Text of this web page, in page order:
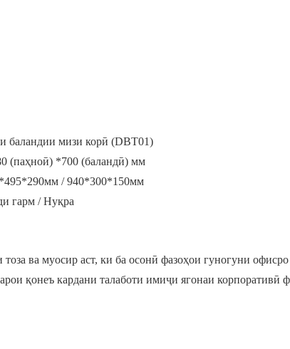
баландии мизи корӣ (DBT01)
(паҳноӣ) *700 (баландӣ) мм
/ 940*300*150мм
гарм / Нуқра
ва муосир аст, ки ба осонӣ фазоҳои гуногуни
қонеъ кардани талаботи имиҷи ягонаи корпоративӣ